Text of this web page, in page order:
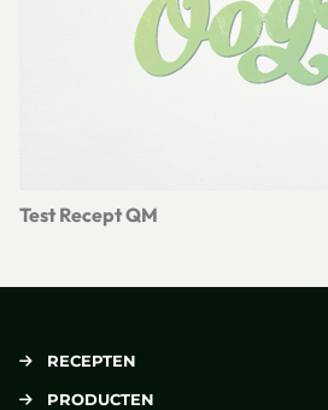
Test Recept QM
RECEPTEN
PRODUCTEN